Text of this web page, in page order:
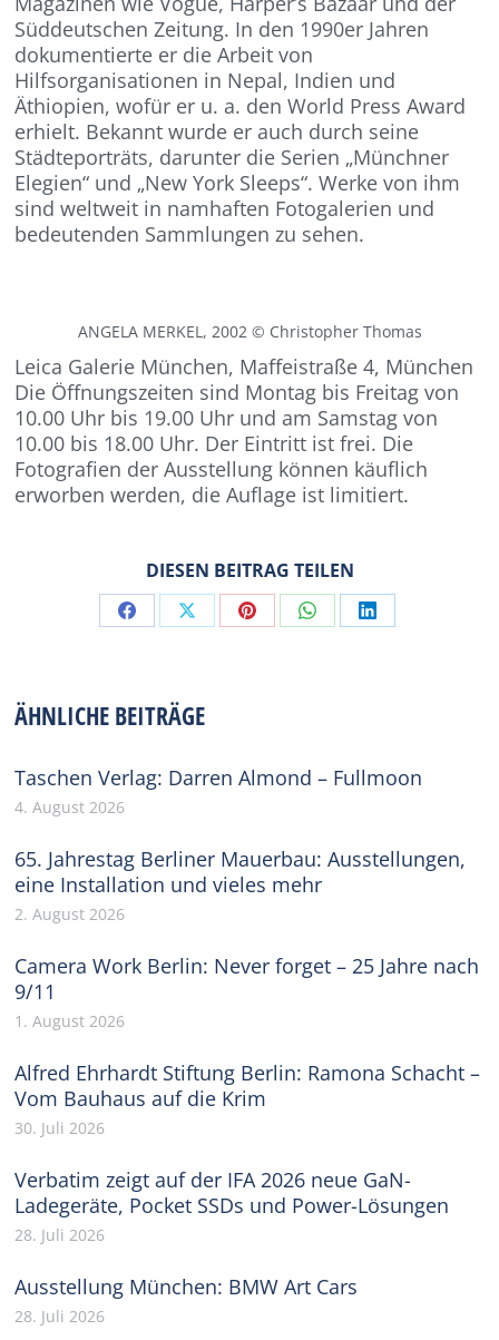
Süddeutschen Zeitung. In den 1990er Jahren
dokumentierte er die Arbeit von
Hilfsorganisationen in Nepal, Indien und
Äthiopien, wofür er u. a. den World Press Award
erhielt. Bekannt wurde er auch durch seine
Städteporträts, darunter die Serien „Münchner
Elegien“ und „New York Sleeps“. Werke von ihm
sind weltweit in namhaften Fotogalerien und
bedeutenden Sammlungen zu sehen.
ANGELA MERKEL, 2002 © Christopher Thomas
Leica Galerie München, Maffeistraße 4, München
Die Öffnungszeiten sind Montag bis Freitag von
10.00 Uhr bis 19.00 Uhr und am Samstag von
10.00 bis 18.00 Uhr. Der Eintritt ist frei. Die
Fotografien der Ausstellung können käuflich
erworben werden, die Auflage ist limitiert.
DIESEN BEITRAG TEILEN
Share Share Share Share Share
ÄHNLICHE BEITRÄGE
Taschen Verlag: Darren Almond – Fullmoon
4. August 2026
65. Jahrestag Berliner Mauerbau: Ausstellungen,
eine Installation und vieles mehr
2. August 2026
Camera Work Berlin: Never forget – 25 Jahre nach
9/11
1. August 2026
Alfred Ehrhardt Stiftung Berlin: Ramona Schacht –
Vom Bauhaus auf die Krim
30. Juli 2026
Verbatim zeigt auf der IFA 2026 neue GaN-
Ladegeräte, Pocket SSDs und Power-Lösungen
28. Juli 2026
Ausstellung München: BMW Art Cars
28. Juli 2026